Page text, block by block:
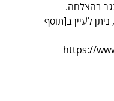
בהצלחה.
לעיין ב[תוסף
https://